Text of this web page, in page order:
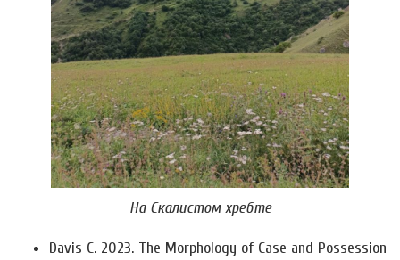
На Скалистом хребте
Davis C. 2023. The Morphology of Case and Possession